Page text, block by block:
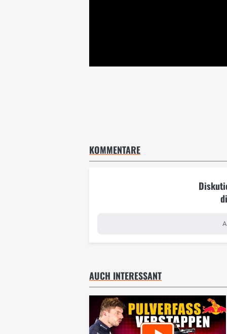
KOMMENTARE
AUCH INTERESSANT